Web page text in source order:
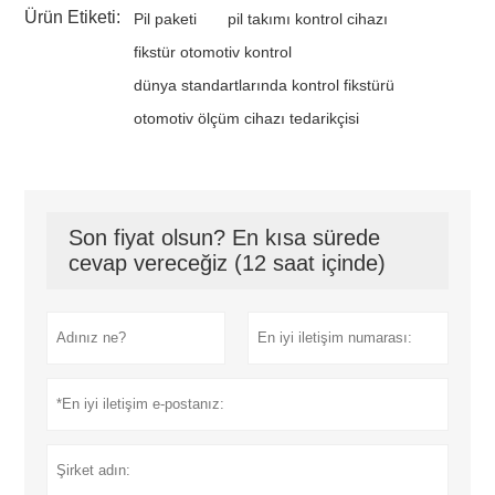
Ürün Etiketi: Pil paketi
pil takımı kontrol cihazı
fikstür otomotiv kontrol
dünya standartlarında kontrol fikstürü
otomotiv ölçüm cihazı tedarikçisi
Son fiyat olsun? En kısa sürede
cevap vereceğiz (12 saat içinde)